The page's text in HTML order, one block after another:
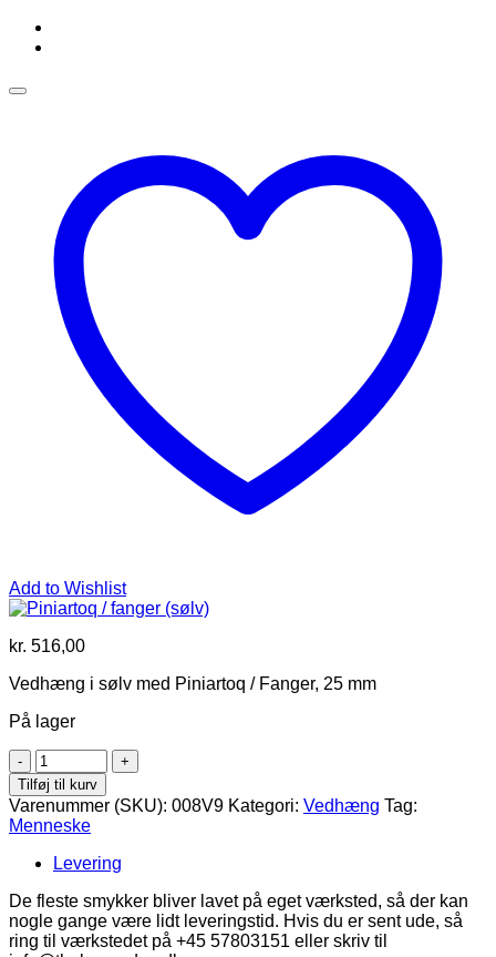
Add to Wishlist
kr. 516,00
Vedhæng i sølv med Piniartoq / Fanger, 25 mm
På lager
Piniartoq
/
fanger
(sølv)
antal
Tilføj til kurv
Varenummer (SKU): 008V9 Kategori: Vedhæng Tag:
Menneske
Levering
De fleste smykker bliver lavet på eget værksted, så der kan
nogle gange være lidt leveringstid. Hvis du er sent ude, så
ring til værkstedet på +45 57803151 eller skriv til